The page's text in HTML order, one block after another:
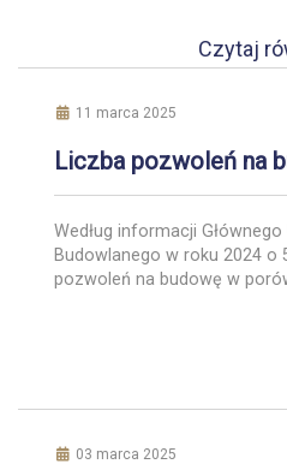
Czytaj
11 marca 2025
Liczba pozwoleń na
Według informacji
Budowlanego w roku 2024 o
pozwoleń na budowę w
03 marca 2025